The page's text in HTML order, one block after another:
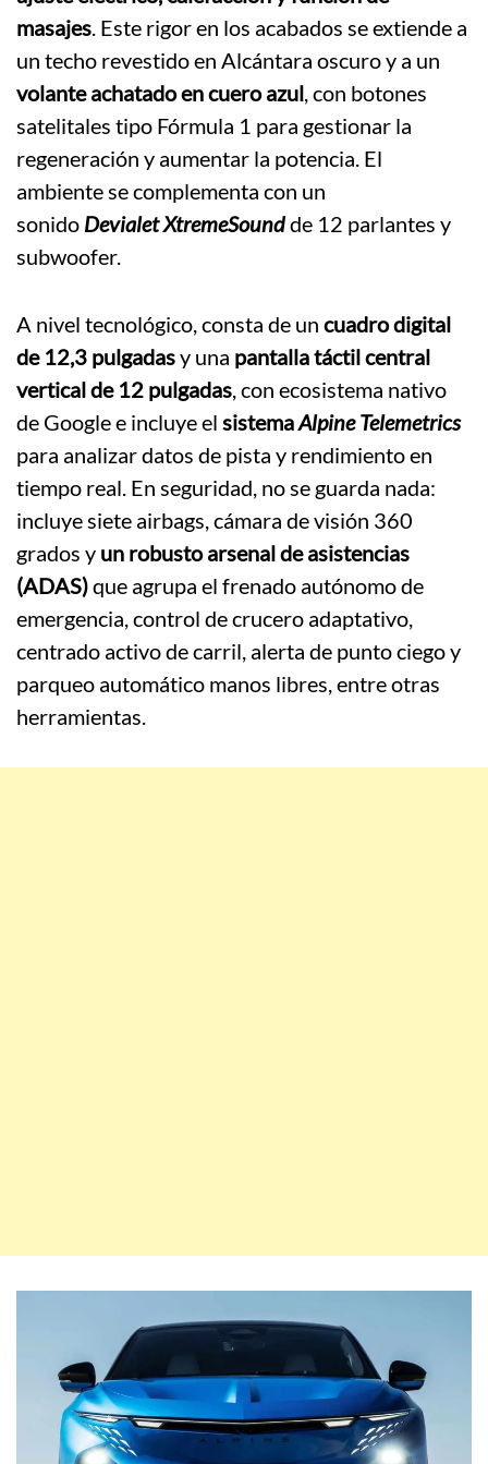
masajes. Este rigor en los acabados se extiende a
un techo revestido en Alcántara oscuro y a un
volante achatado en cuero azul, con botones
satelitales tipo Fórmula 1 para gestionar la
regeneración y aumentar la potencia. El
ambiente se complementa con un
sonido Devialet XtremeSoundde 12 parlantes y
subwoofer.
A nivel tecnológico, consta de un cuadro digital
de 12,3 pulgadasy una pantalla táctil central
vertical de 12 pulgadas, con ecosistema nativo
de Google e incluye el sistemaAlpine Telemetrics
para analizar datos de pista y rendimiento en
tiempo real. En seguridad, no se guarda nada:
incluye siete airbags, cámara de visión 360
grados y un robusto arsenal de asistencias
(ADAS)que agrupa el frenado autónomo de
emergencia, control de crucero adaptativo,
centrado activo de carril, alerta de punto ciego y
parqueo automático manos libres, entre otras
herramientas.